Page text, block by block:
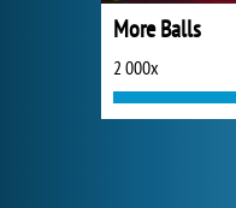
More Balls
2 000x